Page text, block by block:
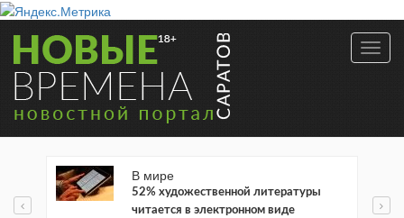
В мире
52% художественной литературы
читается в электронном виде